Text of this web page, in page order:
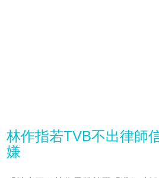
林作指若TVB不出律師
嫌